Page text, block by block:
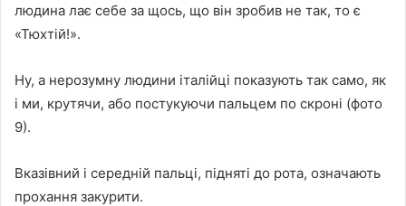
людина лає себе за щось, що він зробив не так, то є
«Тюхтій!».
Ну, а нерозумну людини італійці показують так само, як
і ми, крутячи, або постукуючи пальцем по скроні (фото
9).
Вказівний і середній пальці, підняті до рота, означають
прохання закурити.